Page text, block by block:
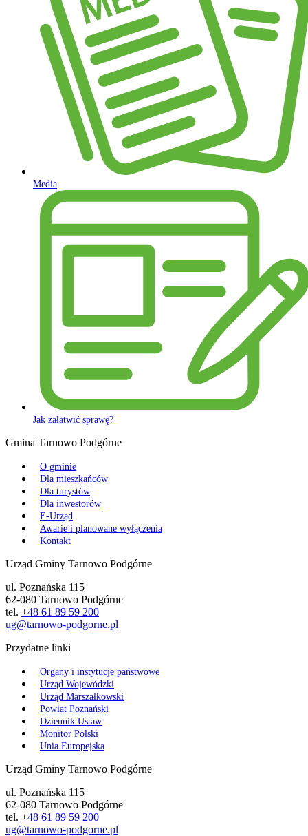
Media
Jak załatwić sprawę?
Gmina Tarnowo Podgórne
O gminie
Dla mieszkańców
Dla turystów
Dla inwestorów
E-Urząd
Awarie i planowane wyłączenia
Kontakt
Urząd Gminy Tarnowo Podgórne
ul. Poznańska 115
62-080 Tarnowo Podgórne
tel. +48 61 89 59 200
ug@tarnowo-podgorne.pl
Przydatne linki
Organy i instytucje państwowe
Urząd Wojewódzki
Urząd Marszałkowski
Powiat Poznański
Dziennik Ustaw
Monitor Polski
Unia Europejska
Urząd Gminy Tarnowo Podgórne
ul. Poznańska 115
62-080 Tarnowo Podgórne
tel. +48 61 89 59 200
ug@tarnowo-podgorne.pl